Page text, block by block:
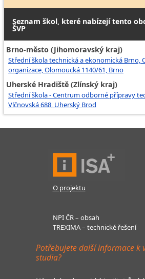
Seznam škol, které nabízejí tento
ŠVP
Brno-město (Jihomoravský kraj)
Střední škola technická a ekonomická Brno,
organizace, Olomoucká 1140/61, Brno
Uherské Hradiště (Zlínský kraj)
Střední škola - Centrum odborné přípravy
Vlčnovská 688, Uherský Brod
O projektu
NPI ČR – obsah
TREXIMA – technické řešení
Potřebujete další informace k
studia?